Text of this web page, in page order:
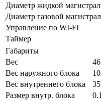
Диаметр жидкой
Диаметр газовой
Управление по WI-FI
Таймер
Габариты
Вес
Вес наружного блока
Вес внутреннего блока
Размер внутр. блока